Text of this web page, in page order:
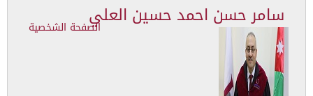
سامر حسن احمد حسين العليالصفحة الشخصية